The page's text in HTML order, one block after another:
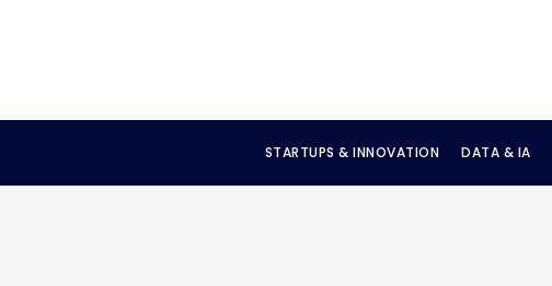
STARTUPS & INNOVATION DATA & IA